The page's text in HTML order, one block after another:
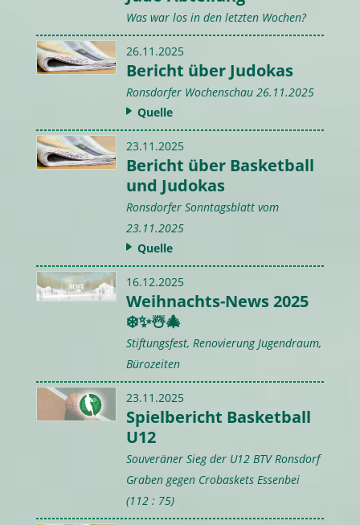
Was war los in den letzten Wochen?
26.11.2025
Bericht über Judokas
Ronsdorfer Wochenschau 26.11.2025
Quelle
23.11.2025
Bericht über Basketball
und Judokas
Ronsdorfer Sonntagsblatt vom
23.11.2025
Quelle
16.12.2025
Weihnachts-News 2025
❄️✨☃️🎄
Stiftungsfest, Renovierung Jugendraum,
Bürozeiten
23.11.2025
Spielbericht Basketball
U12
Souveräner Sieg der U12 BTV Ronsdorf
Graben gegen Crobaskets Essenbei
(112 : 75)